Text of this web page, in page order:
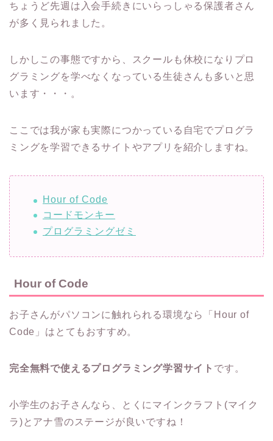
ちょうど先週は入会手続きにいらっしゃる保護者さん
が多く見られました。
しかしこの事態ですから、スクールも休校になりプロ
グラミングを学べなくなっている生徒さんも多いと思
います・・・。
ここでは我が家も実際につかっている自宅でプログラ
ミングを学習できるサイトやアプリを紹介しますね。
Hour of Code
コードモンキー
プログラミングゼミ
Hour of Code
お子さんがパソコンに触れられる環境なら「Hour of
Code」はとてもおすすめ。
完全無料で使えるプログラミング学習サイト です。
小学生のお子さんなら、とくにマインクラフト(マイク
ラ)とアナ雪のステージが良いですね！